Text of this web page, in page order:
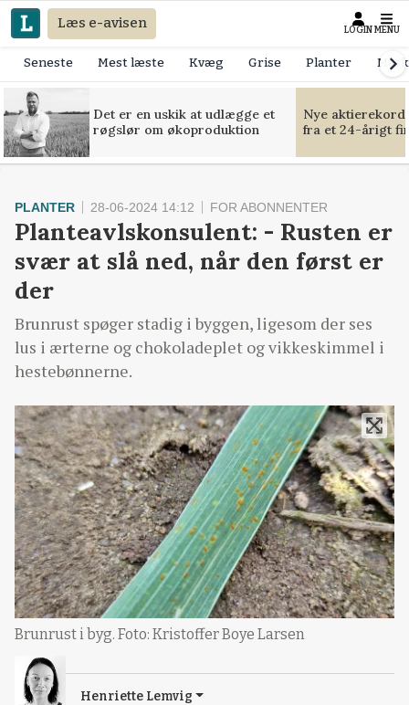
Læs e-avisen LOGIN MENU
Seneste Mest læste Kvæg Grise Planter
Det er en uskik at udlægge et
røgslør om økoproduktion
Nye
fra et 24-årigt
PLANTER 28-06-2024 14:12 FOR ABONNENTER
Planteavlskonsulent: - Rusten er
svær at slå ned, når den først er
der
Brunrust spøger stadig i byggen, ligesom der ses
lus i ærterne og chokoladeplet og vikkeskimmel i
hestebønnerne.
Brunrust i byg. Foto: Kristoffer Boye Larsen
Henriette Lemvig